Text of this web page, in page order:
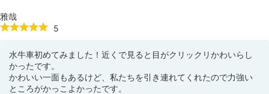
雅哉
5
水牛車初めてみました！近くで見ると目がクリックリかわいらし
かったです。
かわいい一面もあるけど、私たちを引き連れてくれたので力強い
ところがかっこよかったです。